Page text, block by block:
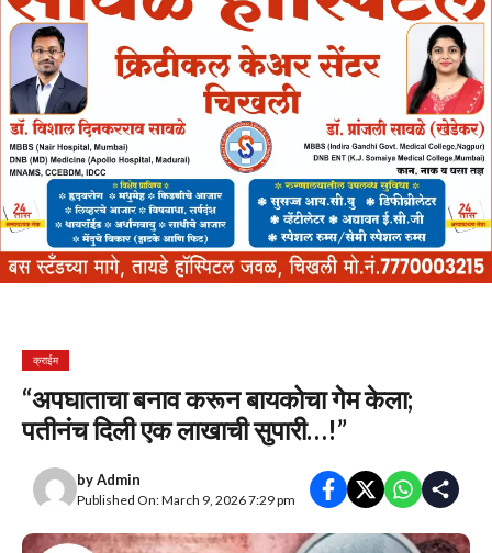
क्राईम
“अपघाताचा बनाव करून बायकोचा गेम केला;
पतीनंच दिली एक लाखाची सुपारी…!”
byAdmin
Published On: March 9, 2026 7:29 pm